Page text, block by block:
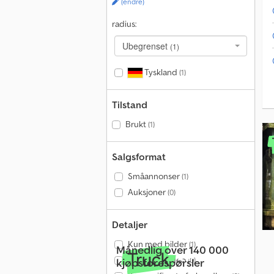
radius:
Ubegrenset (1)
Tyskland (1)
Tilstand
Brukt(1)
Salgsformat
Småannonser(1)
Auksjoner(0)
Detaljer
Kun med bilder(1)
Kun med video(0)
Månedlig over 140 000
kjøpsforespørsler